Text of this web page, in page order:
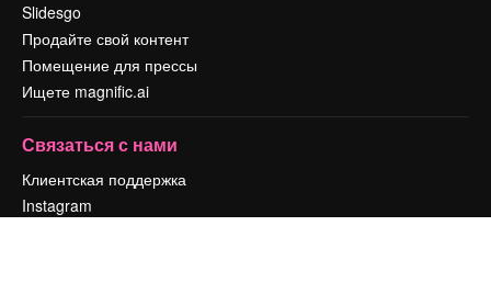
Slidesgo
Продайте свой контент
Помещение для прессы
Ищете magnific.ai
Связаться с нами
Клиентская поддержка
Instagram